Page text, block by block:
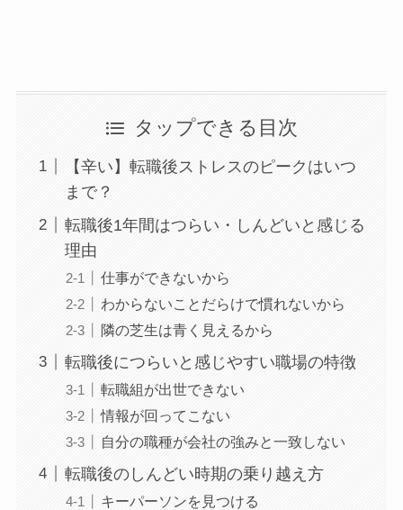
タップできる目次
【辛い】転職後ストレスのピークはいつ
まで？
転職後1年間はつらい・しんどいと感じる
理由
仕事ができないから
わからないことだらけで慣れないから
隣の芝生は青く見えるから
転職後につらいと感じやすい職場の特徴
転職組が出世できない
情報が回ってこない
自分の職種が会社の強みと一致しない
転職後のしんどい時期の乗り越え方
キーパーソンを見つける